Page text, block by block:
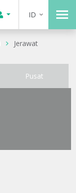
ID
Jerawat
Pusat